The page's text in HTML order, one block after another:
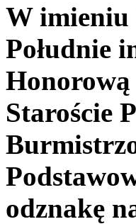
W imieniu
Południe
Staroście
odznakę